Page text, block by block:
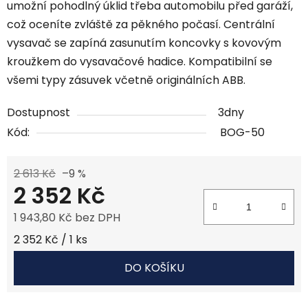
umožní pohodlný úklid třeba automobilu před garáží,
což oceníte zvláště za pěkného počasí. Centrální
vysavač se zapíná zasunutím koncovky s kovovým
kroužkem do vysavačové hadice. Kompatibilní se
všemi typy zásuvek včetně originálních ABB.
Dostupnost
3dny
Kód:
BOG-50
2 613 Kč –9 %
2 352 Kč
1 943,80 Kč bez DPH
Měrná cena:
2 352 Kč / 1 ks
DO KOŠÍKU